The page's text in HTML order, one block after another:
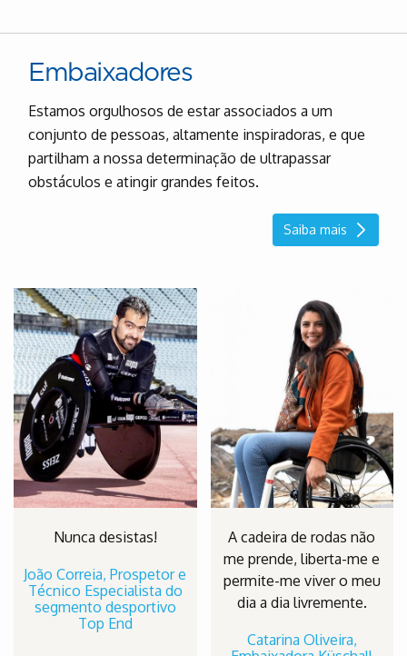
Embaixadores
Estamos orgulhosos de estar associados a um
conjunto de pessoas, altamente inspiradoras, e que
partilham a nossa determinação de ultrapassar
obstáculos e atingir grandes feitos.
Saiba mais
Nunca desistas!
João Correia, Prospetor e
Técnico Especialista do
segmento desportivo
Top End
A cadeira de rodas não
me prende, liberta-me e
permite-me viver o meu
dia a dia livremente.
Catarina Oliveira,